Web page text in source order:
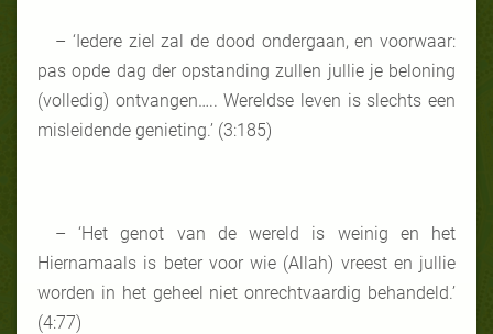
– ‘Iedere ziel zal de dood ondergaan, en voorwaar:
pas opde dag der opstanding zullen jullie je beloning
(volledig) ontvangen….. Wereldse leven is slechts een
misleidende genieting.’ (3:185)
– ‘Het genot van de wereld is weinig en het
Hiernamaals is beter voor wie (Allah) vreest en jullie
worden in het geheel niet onrechtvaardig behandeld.’
(4:77)